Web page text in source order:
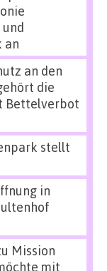
an
an den
die
Bettelverbot
stellt
in
Mission
mit